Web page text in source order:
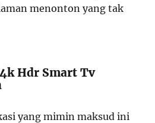
menonton yang tak
Hdr Smart Tv
yang mimin maksud ini